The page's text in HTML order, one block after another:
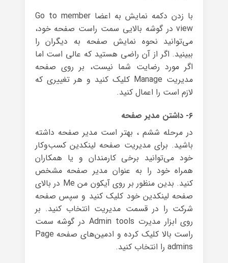
با زدن دکمه نمایش به اعضا Go to member
view در گوشه بالایی سمت راست صفحه خود،
می‌توانید نحوه نمایش صفحه به دیگران را
ببینید. اگر از آن راضی هستید که عالی است اما
اگر مورد رضایت‌ شما نیست، بر روی صفحه
مدیریت Manage کلیک کنید و هر تغییری که
لازم است را اعمال کنید.
۶- داشتن مدیر صفحه
در مرحله ششم ، بهتر است مدیر صفحه داشته
باشید. برای مدیریت صفحه لینکدین کسب‌وکار
خود می‌توانید برخی کارمندان و یا همکاران
همراه خود را به عنوان مدیر صفحه مشخص
کنید. بدین منظور بر روی آیکون من Me در بالای
صفحه لینکدین خود کلیک کنید و سپس صفحه
شرکت را در قسمت مدیریت انتخاب کنید. بر
روی ابزار مدیرت Admin tools در گوشه سمت
راست بالا کلیک کرده و ادمین‌های صفحه Page
admins را انتخاب کنید.